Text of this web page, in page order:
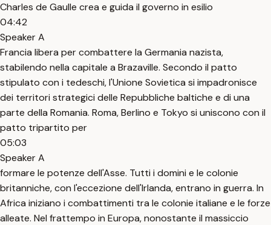
Charles de Gaulle crea e guida il governo in esilio
04:42
Speaker A
Francia libera per combattere la Germania nazista,
stabilendo nella capitale a Brazaville. Secondo il patto
stipulato con i tedeschi, l'Unione Sovietica si impadronisce
dei territori strategici delle Repubbliche baltiche e di una
parte della Romania. Roma, Berlino e Tokyo si uniscono con il
patto tripartito per
05:03
Speaker A
formare le potenze dell'Asse. Tutti i domini e le colonie
britanniche, con l'eccezione dell'Irlanda, entrano in guerra. In
Africa iniziano i combattimenti tra le colonie italiane e le forze
alleate. Nel frattempo in Europa, nonostante il massiccio